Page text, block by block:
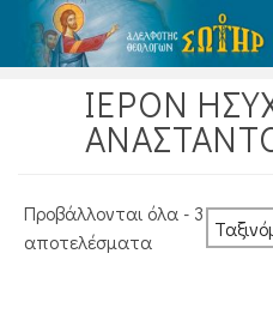
ΙΕΡΟΝ
Προβάλλονται όλα - 3
αποτελέσματαSorted